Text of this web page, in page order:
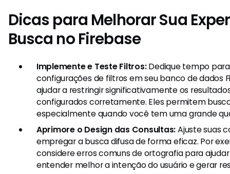
Dicas para Melhorar Sua
Busca no Firebase
Implemente e Teste Filtros:Dedique tempo
configurações de filtros em seu banco de dados
ajudar a restringir significativamente os
configurados corretamente. Eles permitem
especialmente quando você tem uma grande
Aprimore o Design das Consultas:Ajuste suas
empregar a busca difusa de forma eficaz. Por
considere erros comuns de ortografia para
entender melhor a intenção do usuário e gerar